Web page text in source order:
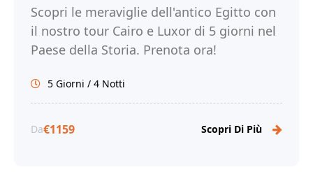
Scopri le meraviglie dell'antico Egitto con
il nostro tour Cairo e Luxor di 5 giorni nel
Paese della Storia. Prenota ora!
5 Giorni / 4 Notti
Da€1159 Scopri Di Più